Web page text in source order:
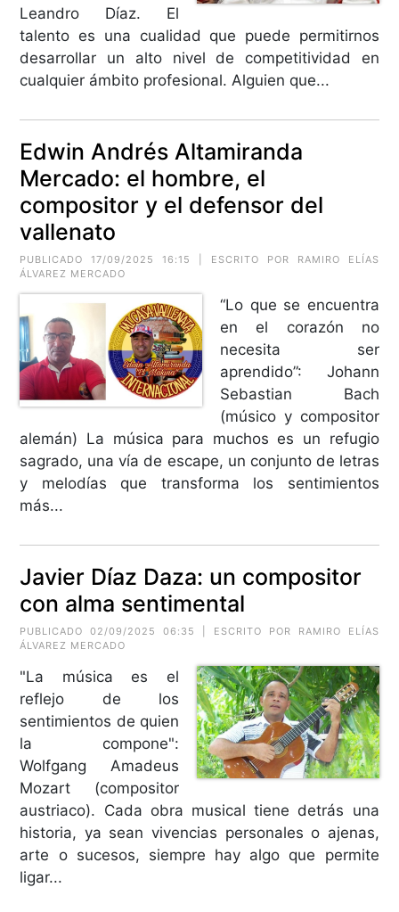
Leandro Díaz. El
talento es una cualidad que puede permitirnos
desarrollar un alto nivel de competitividad en
cualquier ámbito profesional. Alguien que...
Edwin Andrés Altamiranda
Mercado: el hombre, el
compositor y el defensor del
vallenato
PUBLICADO 17/09/2025 16:15 | ESCRITO POR RAMIRO ELÍAS
ÁLVAREZ MERCADO
“Lo que se encuentra
en el corazón no
necesita ser
aprendido”: Johann
Sebastian Bach
(músico y compositor
alemán) La música para muchos es un refugio
sagrado, una vía de escape, un conjunto de letras
y melodías que transforma los sentimientos
más...
Javier Díaz Daza: un compositor
con alma sentimental
PUBLICADO 02/09/2025 06:35 | ESCRITO POR RAMIRO ELÍAS
ÁLVAREZ MERCADO
"La música es el
reflejo de los
sentimientos de quien
la compone":
Wolfgang Amadeus
Mozart (compositor
austriaco). Cada obra musical tiene detrás una
historia, ya sean vivencias personales o ajenas,
arte o sucesos, siempre hay algo que permite
ligar...